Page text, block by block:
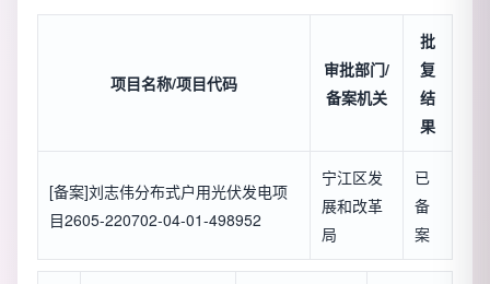
项目名称/项目代码
审批部门/
备案机关
批
复
结
果
[备案]刘志伟分布式户用光伏发电项
目2605-220702-04-01-498952
宁江区发
展和改革
局
已
备
案